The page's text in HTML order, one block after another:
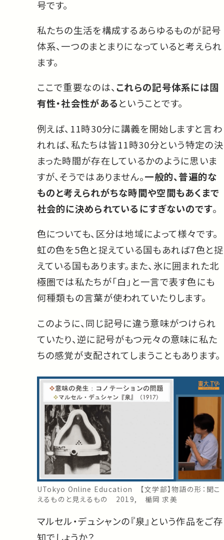
号です。
私たちの生活を構成するあらゆるものが記号
体系、一つのまとまりになっていると考えられ
ます。
ここで重要なのは、これらの記号体系には固
有性・社会性があるということです。
例えば、11時30分に講義を開始しますと言わ
れれば、私たちは皆11時30分という特定の決
まった時間が存在しているかのように思いま
すが、そうではありません。一般的、普遍的な
ものと考えられがちな時間や空間もあくまで
社会的に決められているにすぎないのです。
色についても、区分は地域によって様々です。
虹の色を5色と捉えている国もあれば7色と捉
えている国もあります。また、氷に囲まれた北
極圏では私たちが「白」と一言で表す色にも
何種類もの言葉が使われていたりします。
このように、同じ記号に違う意味がつけられ
ていたり、逆に記号がもつ元々の意味に私た
ちの感覚が支配されてしまうこともあります。
UTokyo Online Education 【文学部】物語の形：聞こ
えるものと見えるもの 2019, 楯岡 求美
マルセル・デュシャンの『泉』という作品をご存
知でしょうか？